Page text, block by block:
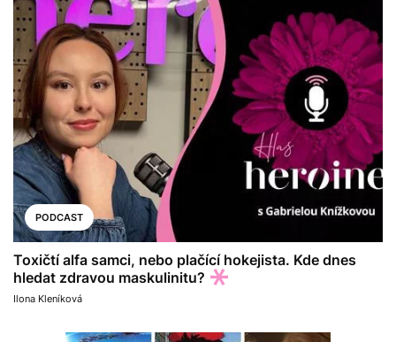
PODCAST
Toxičtí alfa samci, nebo plačící hokejista. Kde dnes
hledat zdravou maskulinitu?
Ilona Kleníková